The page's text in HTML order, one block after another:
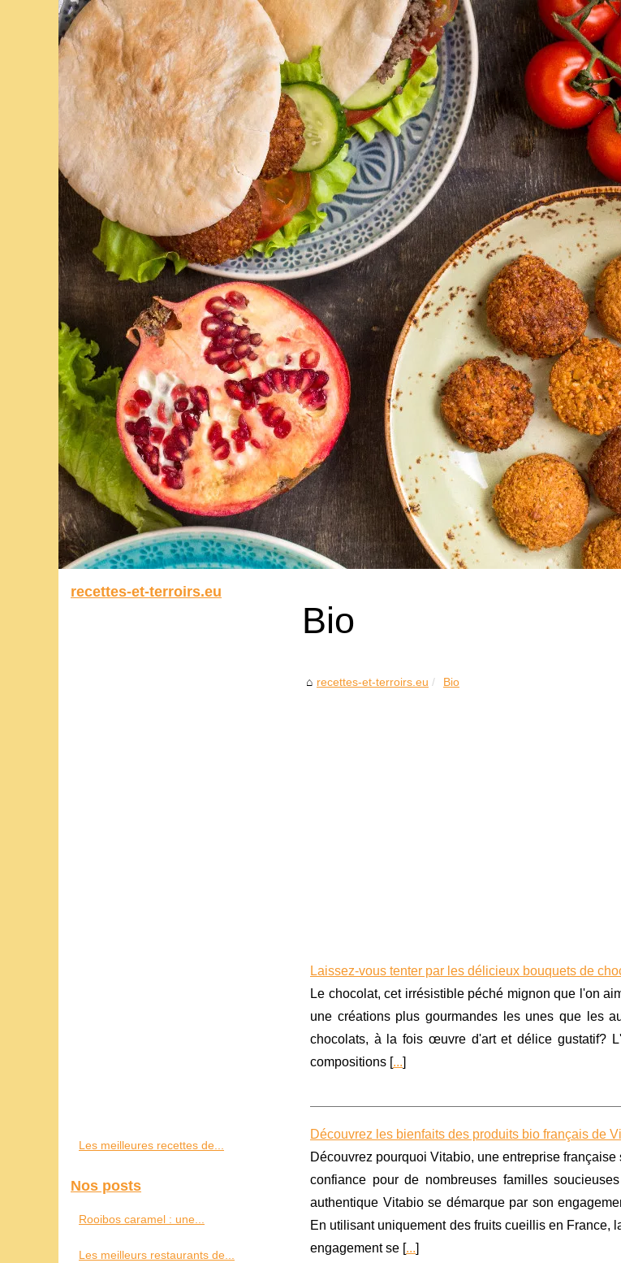
Bio
recettes-et-terroirs.eu Bio
Laissez-vous tenter par les délicieux bouquets de
Le chocolat, cet irrésistible péché mignon que l'on
une créations plus gourmandes les unes que les
chocolats, à la fois œuvre d'art et délice gustatif? L'
compositions [...]
Découvrez les bienfaits des produits bio français de
Découvrez pourquoi Vitabio, une entreprise
confiance pour de nombreuses familles
authentique Vitabio se démarque par son
En utilisant uniquement des fruits cueillis en France,
engagement se [...]
recettes-et-terroirs.eu
Les meilleures recettes de...
Nos posts
Rooibos caramel : une...
Les meilleurs restaurants de...